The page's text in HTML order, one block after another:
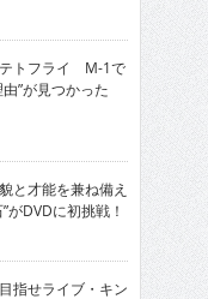
トフライ M-1で
”が見つかった
と才能を兼ね備え
がDVDに初挑戦！
指せライブ・キン